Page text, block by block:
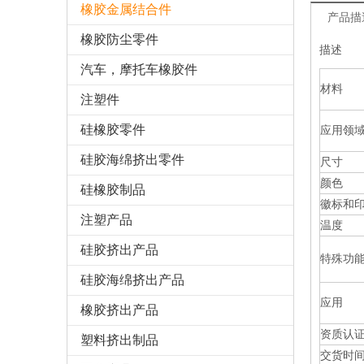
橡胶金属结合件
橡胶防尘零件
汽车，摩托车橡胶件
注塑件
硅橡胶零件
硅胶海绵挤出零件
硅橡胶制品
注塑产品
硅胶挤出产品
硅胶海绵挤出产品
橡胶挤出产品
塑料挤出制品
产品描
描述
材料
应用领
尺寸
颜色
徽标和
温度
特殊功
应用
资质认证
交货时间